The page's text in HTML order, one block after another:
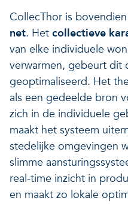
CollecThor is
net. Het collectieve
van elke individuele
verwarmen, gebeurt dit
geoptimaliseerd. Het
als een gedeelde bron
zich in de individuele
maakt het systeem
stedelijke omgevingen
slimme
real-time inzicht in
en maakt zo lokale